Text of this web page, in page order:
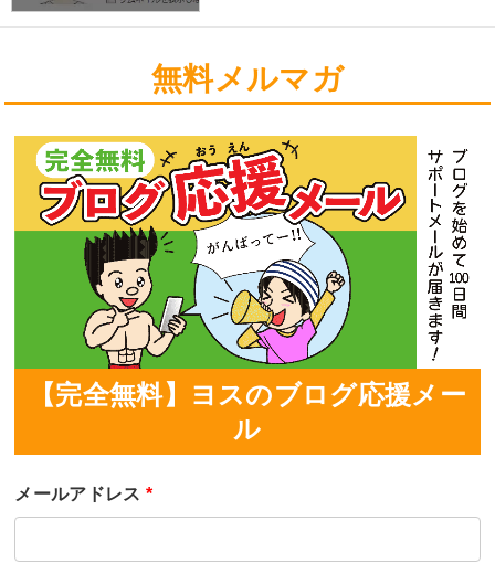
無料メルマガ
【完全無料】ヨスのブログ応援メー
ル
メールアドレス *